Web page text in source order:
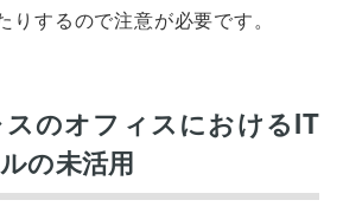
りするので注意が必要です。
のオフィスにおけるIT
の未活用